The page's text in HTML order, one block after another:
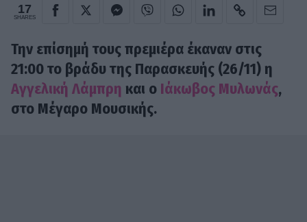
17
SHARES
Την επίσημή τους πρεμιέρα έκαναν στις
21:00 το βράδυ της Παρασκευής (26/11) η
Αγγελική Λάμπρη και ο Ιάκωβος Μυλωνάς,
στο Μέγαρο Μουσικής.